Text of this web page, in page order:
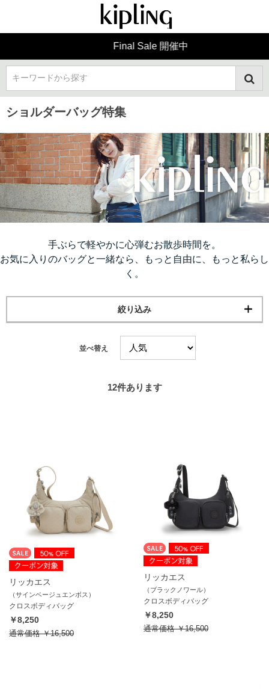
Final Sale 開催中
キーワードから探す
ショルダーバッグ特集
手ぶらで軽やかに心弾むお散歩時間を。
お気に入りのバッグと一緒なら、もっと自由に、もっと私らし
く。
絞り込み
並べ替え
12件あります
リッカエス
（サインベージュエンボス）
クロスボディバッグ
￥8,250
通常価格￥16,500
リッカエス
（ブラックノワール）
クロスボディバッグ
￥8,250
通常価格￥16,500